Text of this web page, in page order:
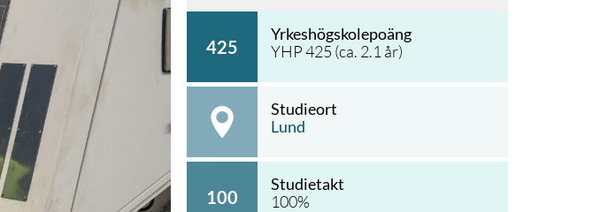
425
Yrkeshögskolepoäng
YHP425 (ca. 2.1 år)
Studieort
Lund
100
Studietakt
100%